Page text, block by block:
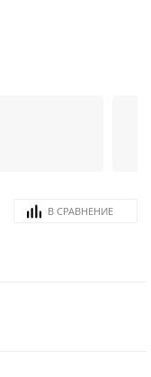
В СРАВНЕНИЕ